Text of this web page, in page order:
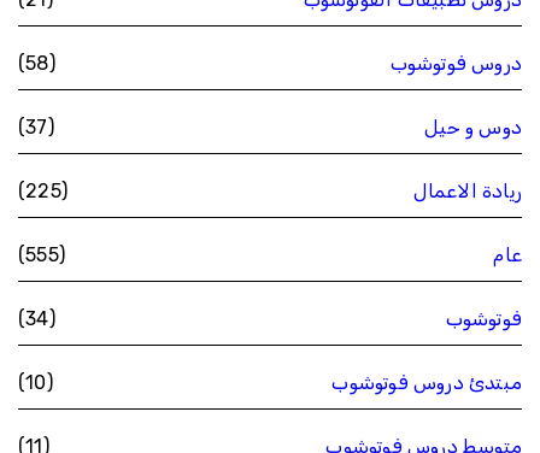
دروس فوتوشوب (58)
دوس و حيل (37)
ريادة الاعمال (225)
عام (555)
فوتوشوب (34)
مبتدئ دروس فوتوشوب (10)
متوسط دروس فوتوشوب (11)